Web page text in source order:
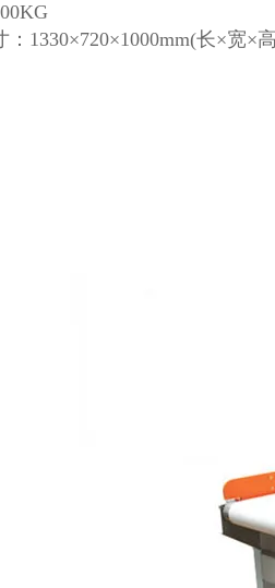
：1330×720×1000mm(长×宽×